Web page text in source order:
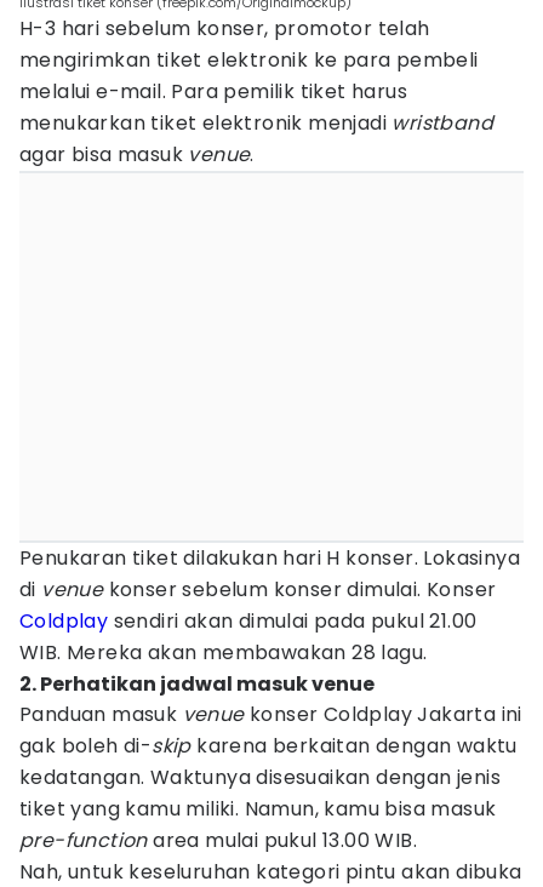
H-3 hari sebelum konser, promotor telah
mengirimkan tiket elektronik ke para pembeli
melalui e-mail. Para pemilik tiket harus
menukarkan tiket elektronik menjadi wristband
agar bisa masuk venue.
Penukaran tiket dilakukan hari H konser. Lokasinya
di venuekonser sebelum konser dimulai. Konser
Coldplay sendiri akan dimulai pada pukul 21.00
WIB. Mereka akan membawakan 28 lagu.
2. Perhatikan jadwal masuk venue
Panduan masuk venuekonser Coldplay Jakarta ini
gak boleh di-skipkarena berkaitan dengan waktu
kedatangan. Waktunya disesuaikan dengan jenis
tiket yang kamu miliki. Namun, kamu bisa masuk
pre-functionarea mulai pukul 13.00 WIB.
Nah, untuk keseluruhan kategori pintu akan dibuka